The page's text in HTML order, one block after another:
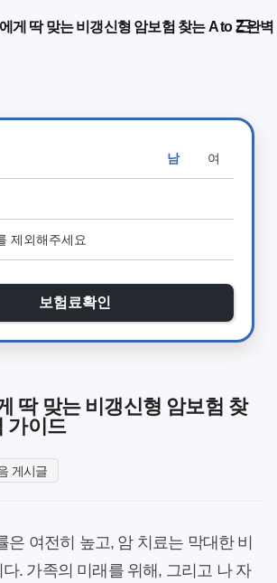
게 딱 맞는 비갱신형 암보험 찾는 A to Z 완
남 여
보험료확인
딱 맞는 비갱신형 암보험 찾
가이드
게시글
은 여전히 높고, 암 치료는 막대한 비
. 가족의 미래를 위해, 그리고 나 자